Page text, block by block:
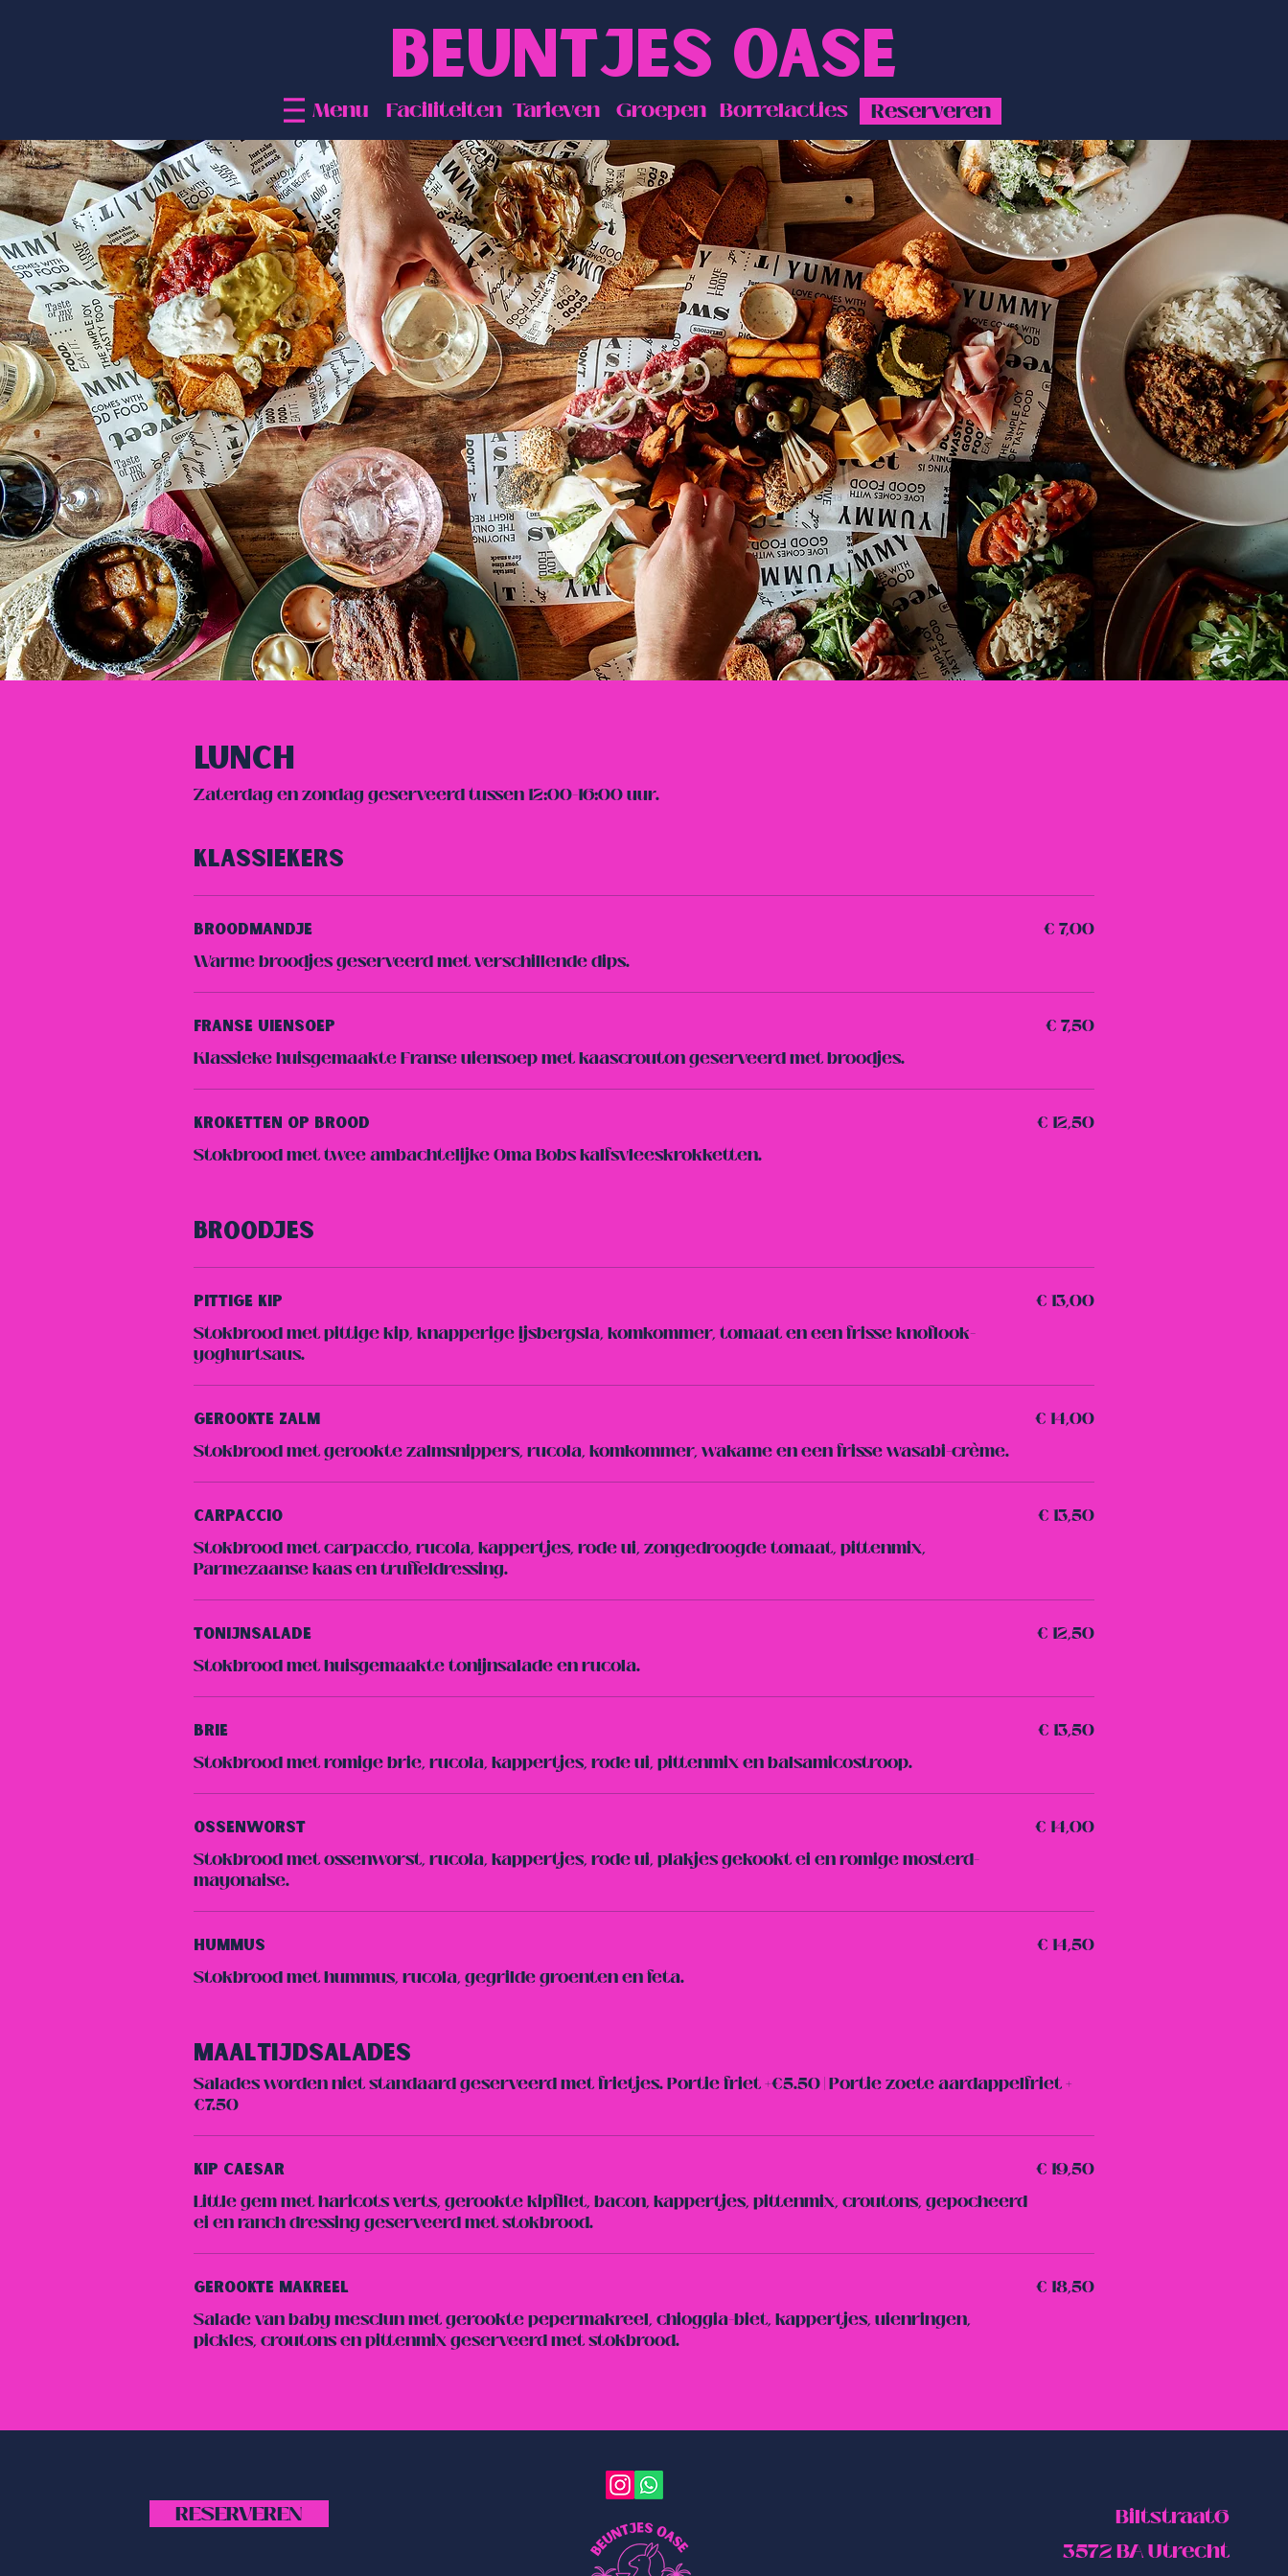
Menu
BEUNTJES OASE
Faciliteiten Tarieven Groepen Borrelacties Reserveren
Lunch
Zaterdag en zondag geserveerd tussen 12:00-16:00 uur.
Klassiekers
Broodmandje
Warme broodjes geserveerd met verschillende dips.
€ 7,00
Franse Uiensoep
Klassieke huisgemaakte Franse uiensoep met kaascrouton geserveerd met broodjes.
€ 7,50
Kroketten Op Brood
Stokbrood met twee ambachtelijke Oma Bobs kalfsvleeskrokketten.
€ 12,50
Broodjes
Pittige Kip
Stokbrood met pittige kip, knapperige ijsbergsla, komkommer, tomaat en een frisse knoflook-
yoghurtsaus.
€ 13,00
Gerookte Zalm
Stokbrood met gerookte zalmsnippers, rucola, komkommer, wakame en een frisse wasabi-crème.
€ 14,00
Carpaccio
Stokbrood met carpaccio, rucola, kappertjes, rode ui, zongedroogde tomaat, pittenmix,
Parmezaanse kaas en truffeldressing.
€ 13,50
Tonijnsalade
Stokbrood met huisgemaakte tonijnsalade en rucola.
€ 12,50
Brie
Stokbrood met romige brie, rucola, kappertjes, rode ui, pittenmix en balsamicostroop.
€ 13,50
Ossenworst
Stokbrood met ossenworst, rucola, kappertjes, rode ui, plakjes gekookt ei en romige mosterd-
mayonaise.
€ 14,00
Hummus
Stokbrood met hummus, rucola, gegrilde groenten en feta.
€ 14,50
Maaltijdsalades
Salades worden niet standaard geserveerd met frietjes. Portie friet +€5.50 | Portie zoete aardappelfriet +
€7.50
Kip Caesar
Little gem met haricots verts, gerookte kipfilet, bacon, kappertjes, pittenmix, croutons, gepocheerd
ei en ranch dressing geserveerd met stokbrood.
€ 19,50
Gerookte Makreel
Salade van baby mesclun met gerookte pepermakreel, chioggia-biet, kappertjes, uienringen,
pickles, croutons en pittenmix geserveerd met stokbrood.
€ 18,50
RESERVEREN
Biltstraat6
3572 BA Utrecht